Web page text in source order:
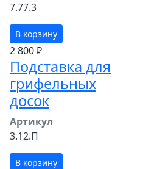
7.77.3
В корзину
2 800 ₽
Подставка для
грифельных
досок
Артикул
3.12.П
В корзину